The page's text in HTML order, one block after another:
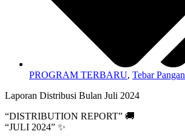
PROGRAM TERBARU, Tebar Pangan
Laporan Distribusi Bulan Juli 2024
“DISTRIBUTION REPORT” 🚚
“JULI 2024” ✨